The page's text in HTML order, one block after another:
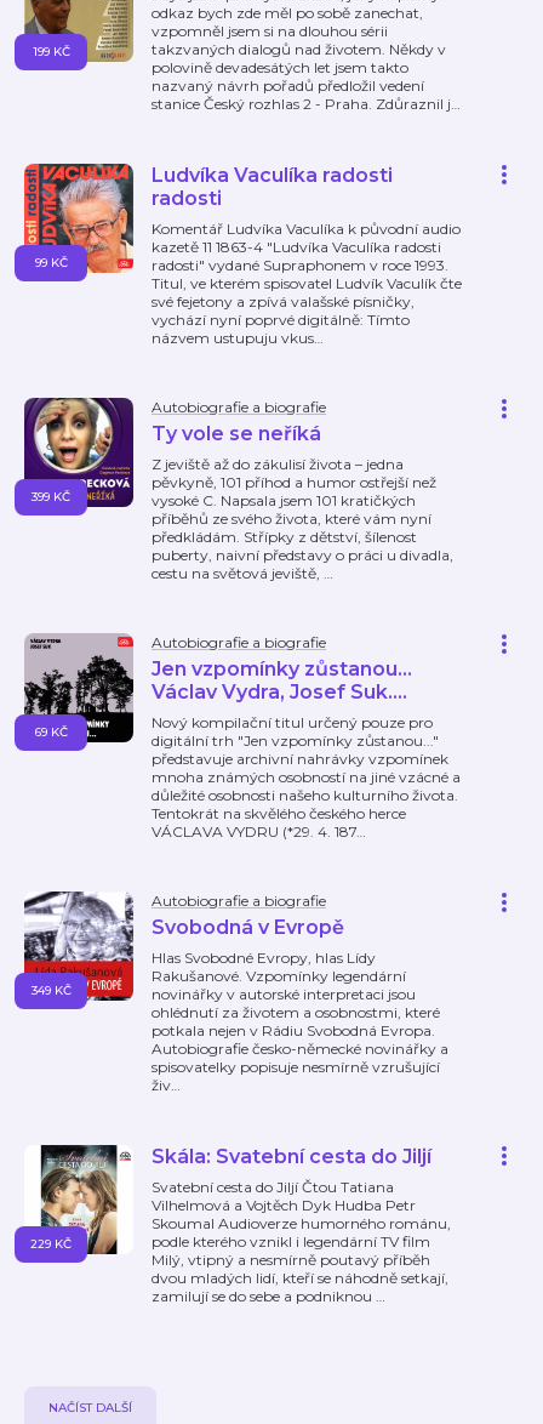
odkaz bych zde měl po sobě zanechat,
vzpomněl jsem si na dlouhou sérii
takzvaných dialogů nad životem. Někdy v
polovině devadesátých let jsem takto
nazvaný návrh pořadů předložil vedení
stanice Český rozhlas 2 - Praha. Zdůraznil j…
199 KČ
Ludvíka Vaculíka radosti
radosti
Komentář Ludvíka Vaculíka k původní audio
kazetě 11 1863-4 "Ludvíka Vaculíka radosti
radosti" vydané Supraphonem v roce 1993.
Titul, ve kterém spisovatel Ludvík Vaculík čte
své fejetony a zpívá valašské písničky,
vychází nyní poprvé digitálně: Tímto
názvem ustupuju vkus…
99 KČ
Autobiografie a biografie
Ty vole se neříká
Z jeviště až do zákulisí života – jedna
pěvkyně, 101 příhod a humor ostřejší než
vysoké C. Napsala jsem 101 kratičkých
příběhů ze svého života, které vám nyní
předkládám. Střípky z dětství, šílenost
puberty, naivní představy o práci u divadla,
cestu na světová jeviště, …
399 KČ
Autobiografie a biografie
Jen vzpomínky zůstanou...
Václav Vydra, Josef Suk....
Nový kompilační titul určený pouze pro
digitální trh "Jen vzpomínky zůstanou..."
představuje archivní nahrávky vzpomínek
mnoha známých osobností na jiné vzácné a
důležité osobnosti našeho kulturního života.
Tentokrát na skvělého českého herce
VÁCLAVA VYDRU (*29. 4. 187…
69 KČ
Autobiografie a biografie
Svobodná v Evropě
Hlas Svobodné Evropy, hlas Lídy
Rakušanové. Vzpomínky legendární
novinářky v autorské interpretaci jsou
ohlédnutí za životem a osobnostmi, které
potkala nejen v Rádiu Svobodná Evropa.
Autobiografie česko-německé novinářky a
spisovatelky popisuje nesmírně vzrušující
živ…
349 KČ
Skála: Svatební cesta do Jiljí
Svatební cesta do Jiljí Čtou Tatiana
Vilhelmová a Vojtěch Dyk Hudba Petr
Skoumal Audioverze humorného románu,
podle kterého vznikl i legendární TV film
Milý, vtipný a nesmírně poutavý příběh
dvou mladých lidí, kteří se náhodně setkají,
zamilují se do sebe a podniknou …
229 KČ
NAČÍST DALŠÍ